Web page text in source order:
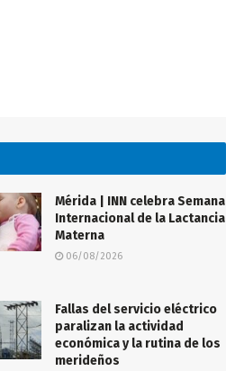
Mérida | INN celebra Semana
Internacional de la Lactancia
Materna
06/08/2026
Fallas del servicio eléctrico
paralizan la actividad
económica y la rutina de los
merideños